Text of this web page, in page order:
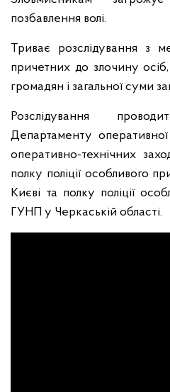
позбавлення волі.
Триває розслідування з
причетних до злочину
громадян і загальної суми
Розслідування
Департаменту
оперативно-технічних
полку поліції особливого
Києві та полку поліції
ГУНП у Черкаській області.